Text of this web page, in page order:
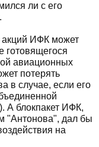
ли с его
акций ИФК может
готовящегося
авиационных
потерять
в случае, если его
А блокпакет ИФК,
"Антонова", дал бы
на